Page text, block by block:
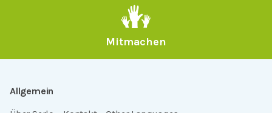
Mitmachen
Allgemein